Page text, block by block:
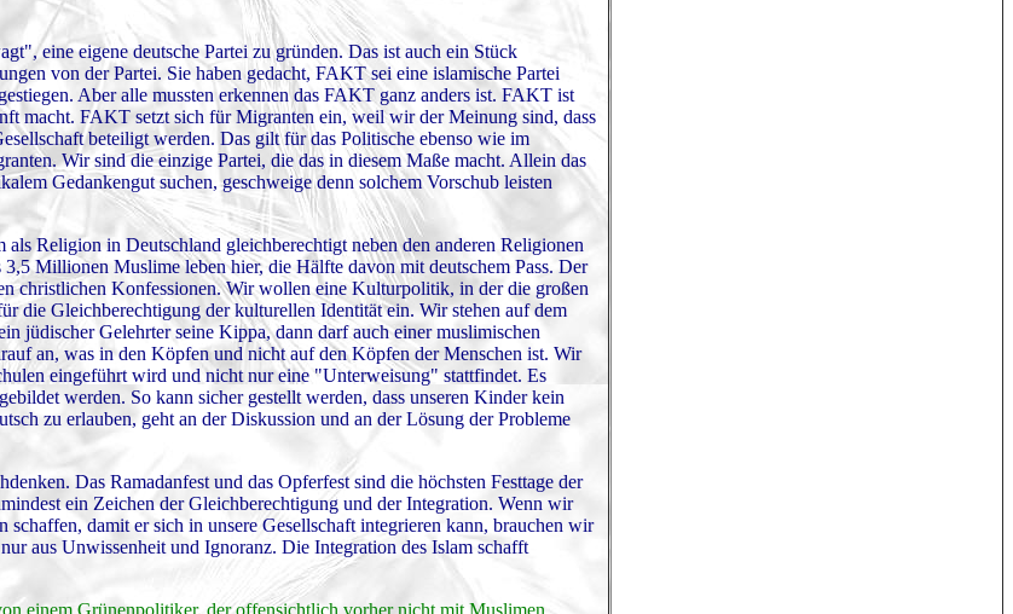
eine eigene deutsche Partei zu gründen. Das ist auch ein Stück
von der Partei. Sie haben gedacht, FAKT sei eine islamische Partei
Aber alle mussten erkennen das FAKT ganz anders ist. FAKT ist
macht. FAKT setzt sich für Migranten ein, weil wir der Meinung sind, dass
beteiligt werden. Das gilt für das Politische ebenso wie im
Wir sind die einzige Partei, die das in diesem Maße macht. Allein das
Gedankengut suchen, geschweige denn solchem Vorschub leisten
Religion in Deutschland gleichberechtigt neben den anderen Religionen
Millionen Muslime leben hier, die Hälfte davon mit deutschem Pass. Der
christlichen Konfessionen. Wir wollen eine Kulturpolitik, in der die großen
die Gleichberechtigung der kulturellen Identität ein. Wir stehen auf dem
jüdischer Gelehrter seine Kippa, dann darf auch einer muslimischen
an, was in den Köpfen und nicht auf den Köpfen der Menschen ist. Wir
eingeführt wird und nicht nur eine "Unterweisung" stattfindet. Es
werden. So kann sicher gestellt werden, dass unseren Kinder kein
zu erlauben, geht an der Diskussion und an der Lösung der Probleme
Das Ramadanfest und das Opferfest sind die höchsten Festtage der
ein Zeichen der Gleichberechtigung und der Integration. Wenn wir
damit er sich in unsere Gesellschaft integrieren kann, brauchen wir
aus Unwissenheit und Ignoranz. Die Integration des Islam schafft
einem Grünenpolitiker, der offensichtlich vorher nicht mit Muslimen